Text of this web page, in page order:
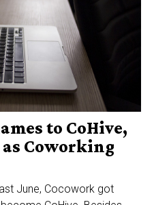
to CoHive,
Coworking
June, Cocowork got